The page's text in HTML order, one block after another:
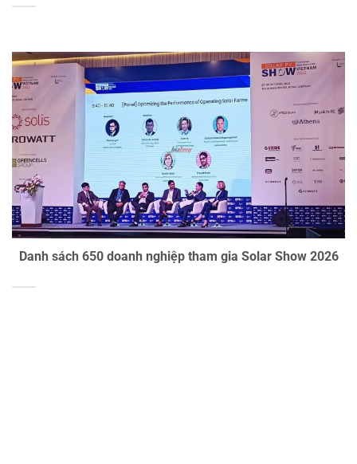
Danh sách 650 doanh nghiệp tham gia Solar Show 2026